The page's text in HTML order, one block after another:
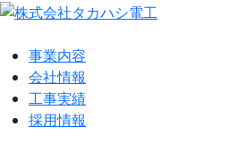
事業内容
会社情報
工事実績
採用情報